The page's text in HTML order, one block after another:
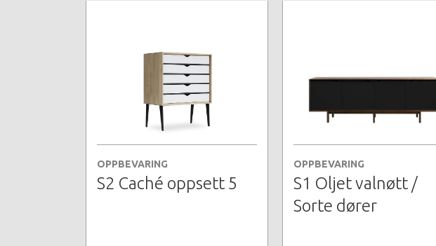
OPPBEVARING
S2 Caché oppsett 5
OPPBEVARING
S1 Oljet valnøtt /
Sorte dører